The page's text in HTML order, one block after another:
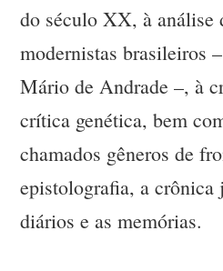
do século XX, à análise
modernistas brasileiros
Mário de Andrade –, à
crítica genética, bem
chamados gêneros de
epistolografia, a crônica
diários e as memórias.